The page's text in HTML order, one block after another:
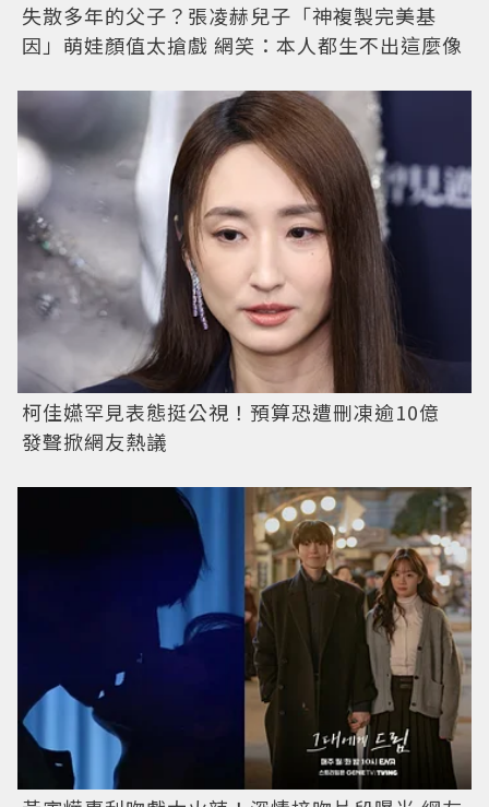
失散多年的父子？張凌赫兒子「神複製完美基
因」萌娃顏值太搶戲 網笑：本人都生不出這麼像
柯佳嬿罕見表態挺公視！預算恐遭刪凍逾10億
發聲掀網友熱議